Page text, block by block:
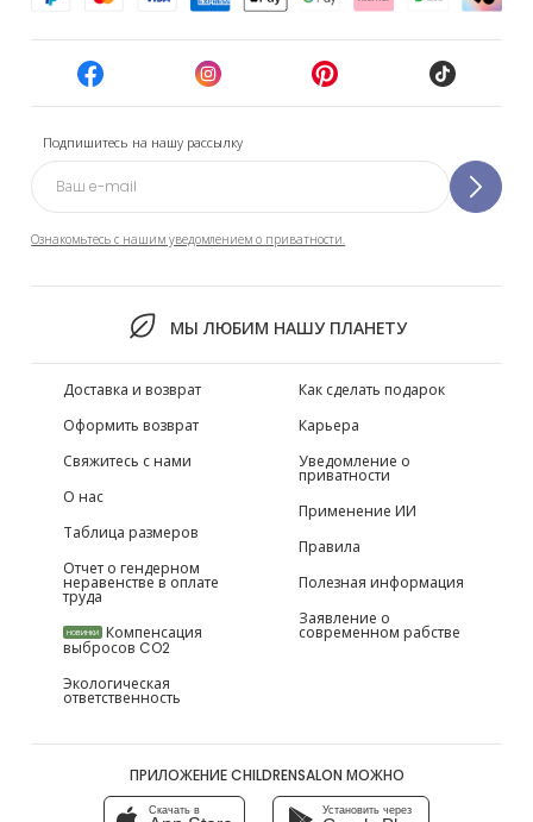
Подпишитесь на нашу рассылку
Ознакомьтесь с нашим уведомлением о приватности.
МЫ ЛЮБИМ НАШУ ПЛАНЕТУ
Доставка и возврат
Оформить возврат
Свяжитесь с нами
О нас
Таблица размеров
Отчет о гендерном
неравенстве в оплате
труда
НОВИНКИ Компенсация
выбросов CO2
Экологическая
ответственность
Как сделать подарок
Карьера
Уведомление о
приватности
Применение ИИ
Правила
Полезная информация
Заявление о
современном рабстве
ПРИЛОЖЕНИЕ CHILDRENSALON МОЖНО
Скачать в Установить через